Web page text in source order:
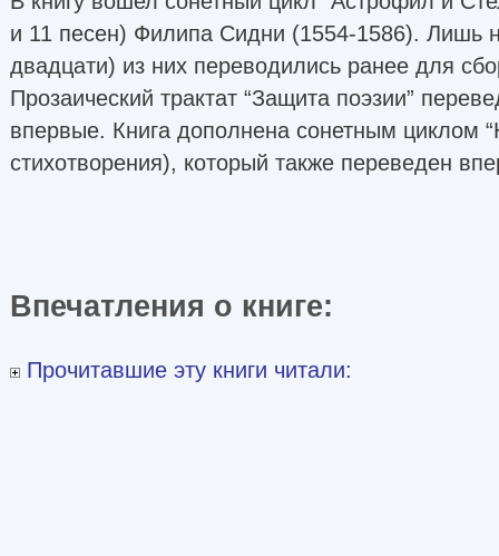
и 11 песен) Филипа Сидни (1554-1586). Лишь
двадцати) из них переводились ранее для
Прозаический трактат “Защита поэзии”
впервые. Книга дополнена сонетным циклом
стихотворения), который также переведен
Впечатления о книге:
Прочитавшие эту книги читали: